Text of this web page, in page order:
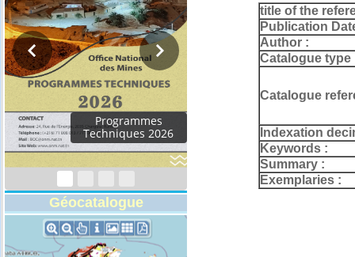
Programmes
Techniques 2026
Géocatalogue
title of the
Publication
Author :
Catalogue type
Catalogue
Indexation
Keywords :
Summary :
Exemplaries :